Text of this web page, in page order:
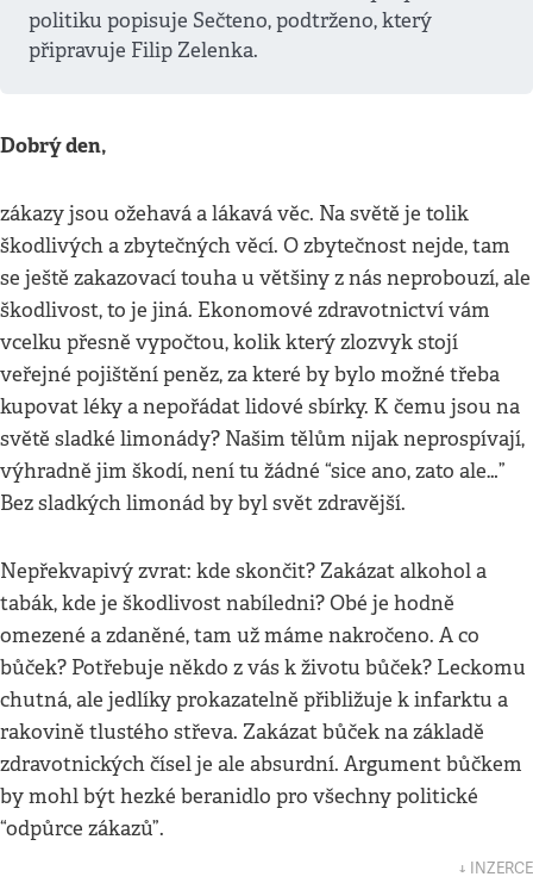
politiku popisuje Sečteno, podtrženo, který
připravuje Filip Zelenka.
Dobrý den,
zákazy jsou ožehavá a lákavá věc. Na světě je tolik
škodlivých a zbytečných věcí. O zbytečnost nejde, tam
se ještě zakazovací touha u většiny z nás neprobouzí, ale
škodlivost, to je jiná. Ekonomové zdravotnictví vám
vcelku přesně vypočtou, kolik který zlozvyk stojí
veřejné pojištění peněz, za které by bylo možné třeba
kupovat léky a nepořádat lidové sbírky. K čemu jsou na
světě sladké limonády? Našim tělům nijak neprospívají,
výhradně jim škodí, není tu žádné “sice ano, zato ale…”
Bez sladkých limonád by byl svět zdravější.
Nepřekvapivý zvrat: kde skončit? Zakázat alkohol a
tabák, kde je škodlivost nabíledni? Obé je hodně
omezené a zdaněné, tam už máme nakročeno. A co
bůček? Potřebuje někdo z vás k životu bůček? Leckomu
chutná, ale jedlíky prokazatelně přibližuje k infarktu a
rakovině tlustého střeva. Zakázat bůček na základě
zdravotnických čísel je ale absurdní. Argument bůčkem
by mohl být hezké beranidlo pro všechny politické
“odpůrce zákazů”.
↓ INZERCE